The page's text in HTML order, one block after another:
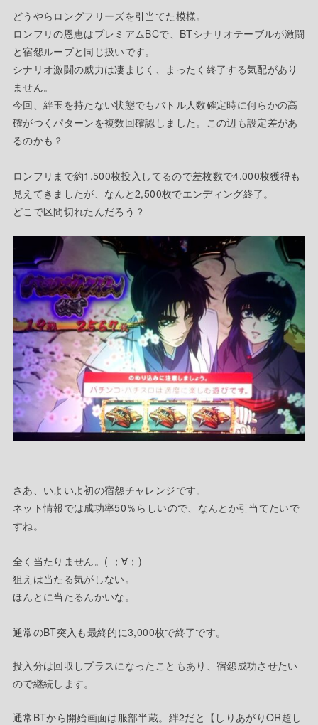
どうやらロングフリーズを引当てた模様。
ロンフリの恩恵はプレミアムBCで、BTシナリオテーブルが激闘
と宿怨ループと同じ扱いです。
シナリオ激闘の威力は凄まじく、まったく終了する気配があり
ません。
今回、絆玉を持たない状態でもバトル人数確定時に何らかの高
確がつくパターンを複数回確認しました。この辺も設定差があ
るのかも？
ロンフリまで約1,500枚投入してるので差枚数で4,000枚獲得も
見えてきましたが、なんと2,500枚でエンディング終了。
どこで区間切れたんだろう？
さあ、いよいよ初の宿怨チャレンジです。
ネット情報では成功率50％らしいので、なんとか引当てたいで
すね。
全く当たりません。( ；∀；)
狙えは当たる気がしない。
ほんとに当たるんかいな。
通常のBT突入も最終的に3,000枚で終了です。
投入分は回収しプラスになったこともあり、宿怨成功させたい
ので継続します。
通常BTから開始画面は服部半蔵。絆2だと【しりあがりOR超し